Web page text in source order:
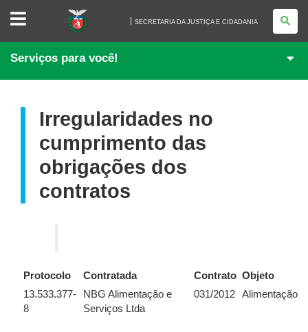
SECRETARIA
JUSTIÇA
E
CIDADANIA
SECRETARIA DA JUSTIÇA E CIDADANIA
Serviços para você!
Irregularidades no
cumprimento das
obrigações dos
contratos
Protocolo Contratada Contrato Objeto
13.533.377-
8
NBG Alimentação e
Serviços Ltda
031/2012 Alimentação